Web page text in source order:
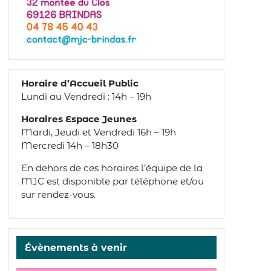
Horaire d’Accueil Public
Lundi au Vendredi : 14h – 19h
Horaires Espace Jeunes
Mardi, Jeudi et Vendredi 16h – 19h
Mercredi 14h – 18h30
En dehors de ces horaires l’équipe de la
MJC est disponible par téléphone et/ou
sur rendez-vous.
Évènements à venir